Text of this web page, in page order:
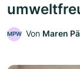
MPW Von Maren